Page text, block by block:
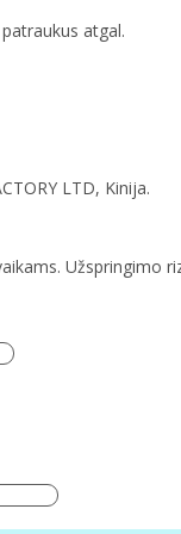
atgal.
LTD, Kinija.
Užspringimo